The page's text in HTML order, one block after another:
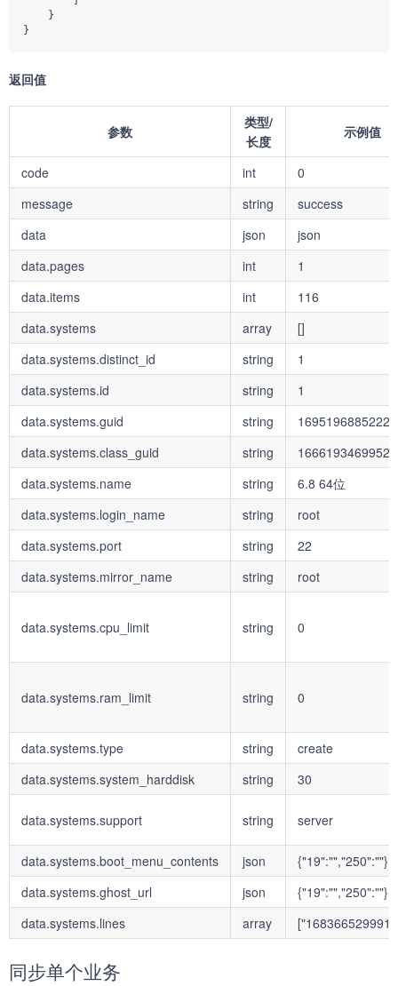
    }
}
返回值
参数
类型/
长度
示例值
code int
0
message
string
success
data
json
json
data.pages
int
1
data.items
int
116
data.systems
array
[]
data.systems.distinct_id
string
1
data.systems.id
string
1
data.systems.guid
string
data.systems.class_guid
string
data.systems.name
string
6.8 64位
data.systems.login_name
string
root
data.systems.port
string
22
data.systems.mirror_name
string root
data.systems.cpu_limit string 0
data.systems.ram_limit string 0
data.systems.type string
create
data.systems.system_harddisk
string 30
data.systems.support string server
data.systems.boot_menu_contents json
{"19":"","250":""}
data.systems.ghost_url
json
{"19":"","250":""}
data.systems.lines
array
同步单个业务